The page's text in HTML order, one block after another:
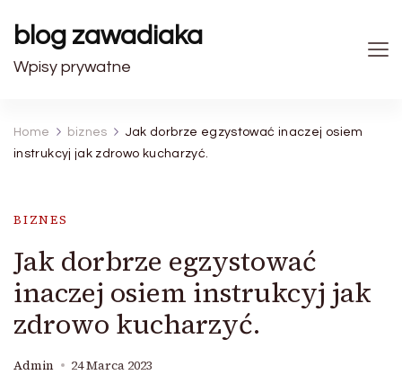
blog zawadiaka
Wpisy prywatne
Home biznes
Jak dorbrze egzystować inaczej osiem
instrukcyj jak zdrowo kucharzyć.
BIZNES
Jak dorbrze egzystować
inaczej osiem instrukcyj jak
zdrowo kucharzyć.
Admin 24 Marca 2023